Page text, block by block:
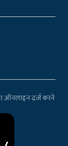
ऑनलाइन दर्ज करने